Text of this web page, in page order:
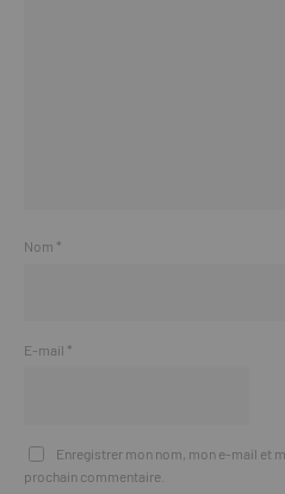
Nom *
E-mail *
Enregistrer mon nom, mon e-mail et
prochain commentaire.